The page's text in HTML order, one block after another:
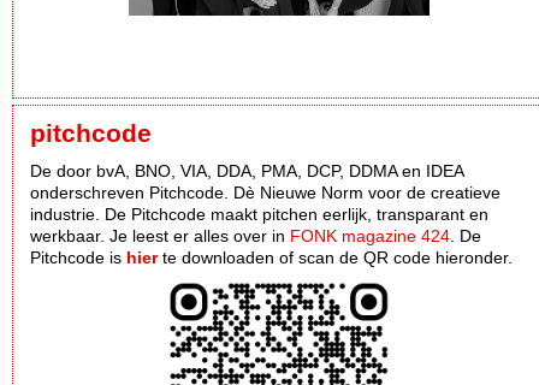
pitchcode
De door bvA, BNO, VIA, DDA, PMA, DCP, DDMA en IDEA
onderschreven Pitchcode. Dè Nieuwe Norm voor de creatieve
industrie. De Pitchcode maakt pitchen eerlijk, transparant en
werkbaar. Je leest er alles over in FONK magazine 424 . De
Pitchcode is hierte downloaden of scan de QR code hieronder.